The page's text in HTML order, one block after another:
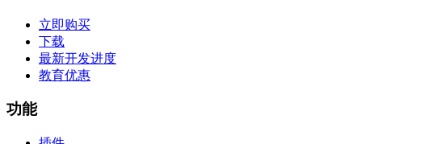
立即购买
下载
最新开发进度
教育优惠
功能